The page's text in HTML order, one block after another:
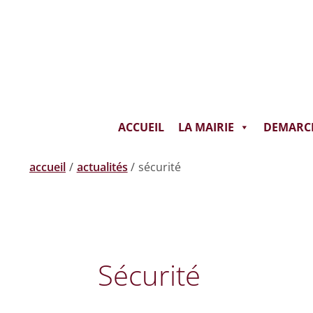
ACCUEIL LA MAIRIE
accueil actualités sécurité
Sécurité